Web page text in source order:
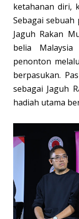
ketahanan diri,
Sebagai
Jaguh Rakan
belia
penonton
berpasukan.
sebagai Jaguh
hadiah utama